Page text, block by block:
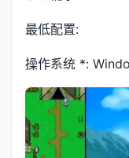
最低配置:
操作系统 *: